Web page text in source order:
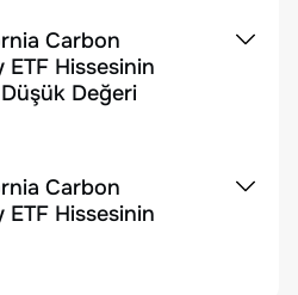
Carbon
Hissesinin
Değeri
Carbon
Hissesinin